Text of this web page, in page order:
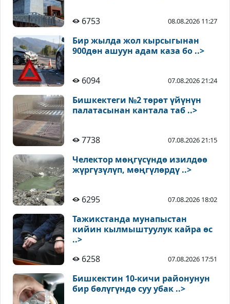
6753 08.08.2026 11:27
Бир жылда жол кырсыгынан
900дөн ашуун адам каза бо ..>
6094 07.08.2026 21:24
Бишкектеги №2 төрөт үйүнүн
палатасынан кантала таб ..>
7738 07.08.2026 21:15
Челектор мөңгүсүндө изилдөө
жүргүзүлүп, мөңгүлөрдү ..>
6295 07.08.2026 18:02
Тажикстанда мунапыстан
кийин кылмыштуулук кайра өс
..>
6258
07.08.2026 17:51
Бишкектин 10-кичи районунун
бир бөлүгүндө суу убак ..>